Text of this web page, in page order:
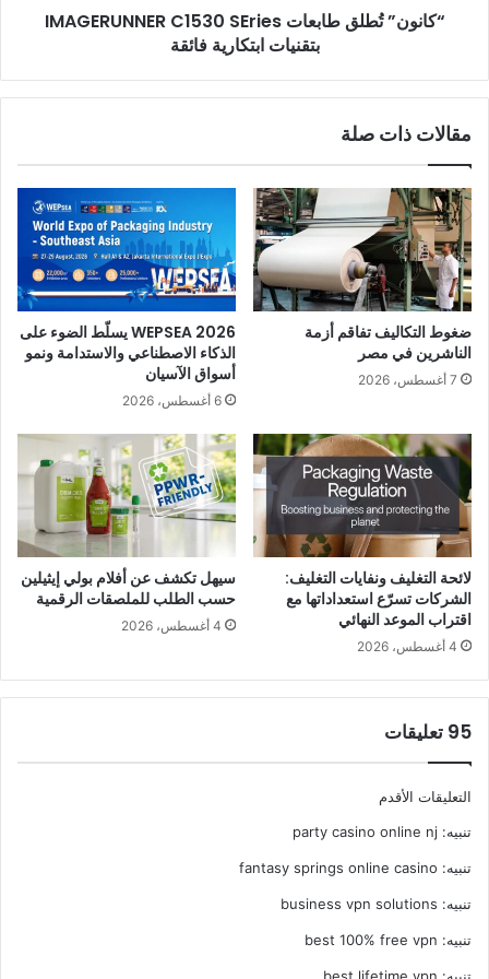
“كانون” تُطلق طابعات IMAGERUNNER C1530 SEries
بتقنيات ابتكارية فائقة
مقالات ذات صلة
ضغوط التكاليف تفاقم أزمة
الناشرين في مصر
7 أغسطس، 2026
WEPSEA 2026 يسلّط الضوء على
الذكاء الاصطناعي والاستدامة ونمو
أسواق الآسيان
6 أغسطس، 2026
لائحة التغليف ونفايات التغليف:
الشركات تسرّع استعداداتها مع
اقتراب الموعد النهائي
4 أغسطس، 2026
سيهل تكشف عن أفلام بولي إيثيلين
حسب الطلب للملصقات الرقمية
4 أغسطس، 2026
‫95 تعليقات
تصفّح
التعليقات
التعليقات الأقدم
تنبيه: party casino online nj
تنبيه: fantasy springs online casino
تنبيه: business vpn solutions
تنبيه: best 100% free vpn
تنبيه: best lifetime vpn